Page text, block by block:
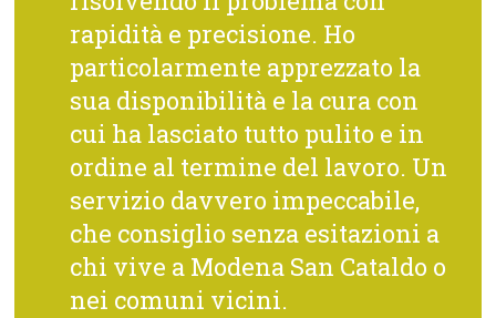
rapidità e precisione. Ho
particolarmente apprezzato la
sua disponibilità e la cura con
cui ha lasciato tutto pulito e in
ordine al termine del lavoro. Un
servizio davvero impeccabile,
che consiglio senza esitazioni a
chi vive a Modena San Cataldo o
nei comuni vicini.